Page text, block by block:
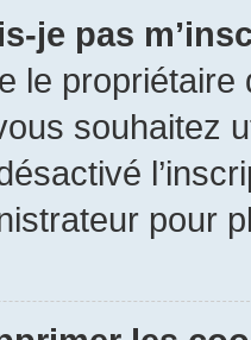
je pas
le
souhaitez
pour